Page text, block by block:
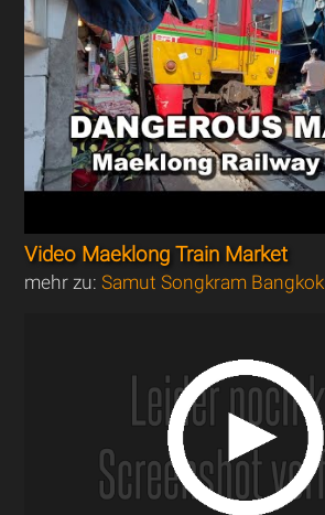
Video Maeklong Train Market
mehr zu:Samut Songkram Bangkok